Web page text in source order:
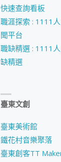
快速查詢看板
職涯探索 : 1111
聞平台
職缺精選 : 1111
缺精選
臺東文創
臺東美術館
鐵花村音樂聚落
臺東創客TT